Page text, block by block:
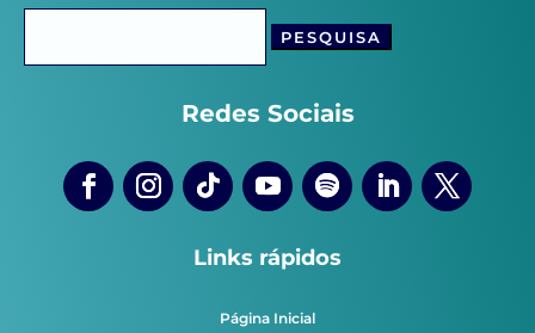
Redes Sociais
Links rápidos
Página Inicial